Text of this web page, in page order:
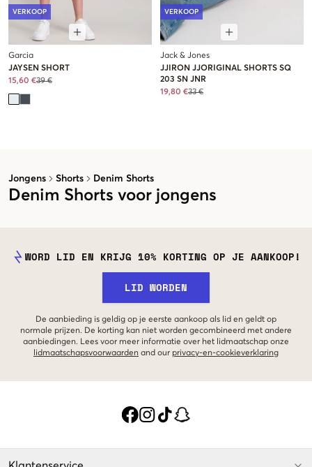
Jongens Shorts Denim Shorts
Denim Shorts voor jongens
VERKOOP
Garcia
JAYSEN SHORT
15,60 €39 €
VERKOOP
Jack & Jones
JJIRON JJORIGINAL SHORTS SQ
203 SN JNR
19,80 €33 €
WORD LID EN KRIJG 10% KORTING OP JE AANKOOP!
LID WORDEN
De aanbieding is geldig op je eerste aankoop als lid en geldt op
normale prijzen. De korting kan niet worden gecombineerd met andere
aanbiedingen. Lees voor meer informatie over het lidmaatschap onze
lidmaatschapsvoorwaarden and our privacy-en-cookieverklaring